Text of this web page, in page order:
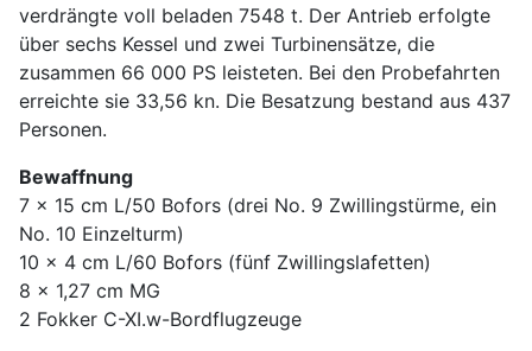
verdrängte voll beladen 7548 t. Der Antrieb erfolgte
über sechs Kessel und zwei Turbinensätze, die
zusammen 66 000 PS leisteten. Bei den Probefahrten
erreichte sie 33,56 kn. Die Besatzung bestand aus 437
Personen.
Bewaffnung
7 x 15 cm L/50 Bofors (drei No. 9 Zwillingstürme, ein
No. 10 Einzelturm)
10 x 4 cm L/60 Bofors (fünf Zwillingslafetten)
8 x 1,27 cm MG
2 Fokker C-XI.w-Bordflugzeuge